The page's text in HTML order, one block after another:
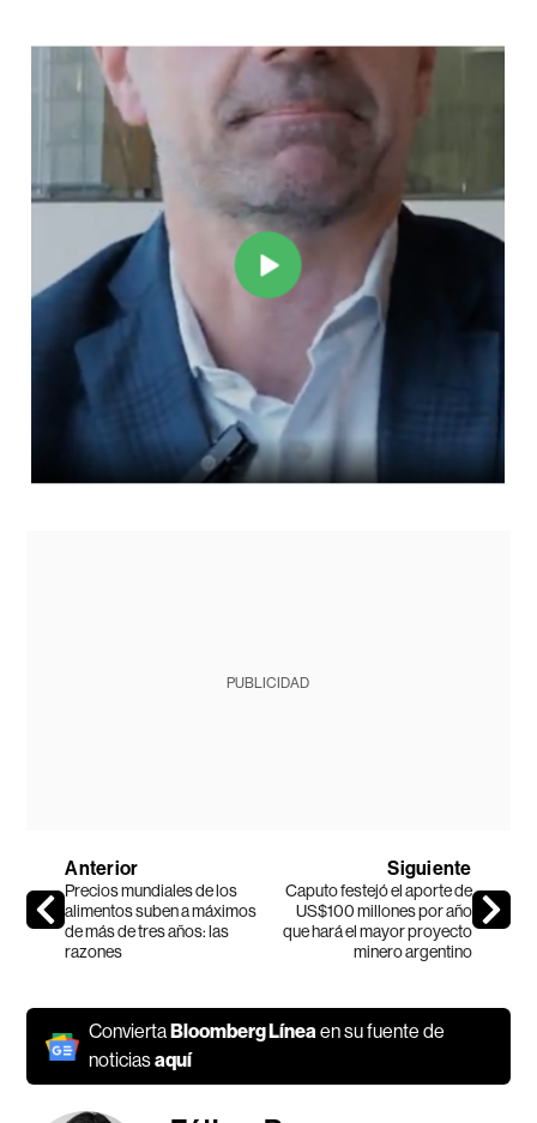
PUBLICIDAD
Anterior
Precios mundiales de los
alimentos suben a máximos
de más de tres años: las
razones
Siguiente
Caputo festejó el aporte de
US$100 millones por año
que hará el mayor proyecto
minero argentino
Convierta Bloomberg Líneaen su fuente de
noticiasaquí